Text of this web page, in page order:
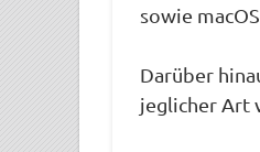
sowie
Darüber
jeglicher Art